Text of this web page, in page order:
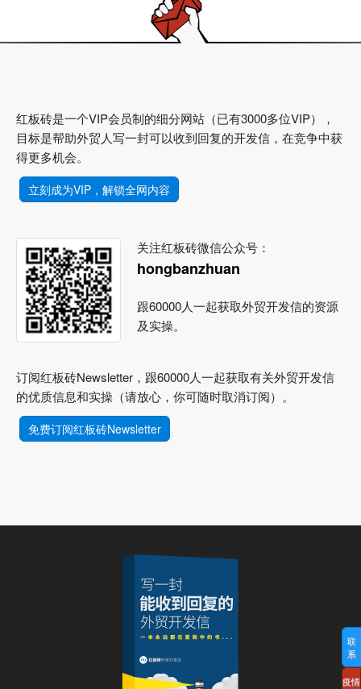
红板砖是一个VIP会员制的细分网站（已有3000多位VIP），
目标是帮助外贸人写一封可以收到回复的开发信，在竞争中获
得更多机会。
立刻成为VIP，解锁全网内容
关注红板砖微信公众号：
hongbanzhuan
跟60000人一起获取外贸开发信的资源
及实操。
订阅红板砖Newsletter，跟60000人一起获取有关外贸开发信
的优质信息和实操（请放心，你可随时取消订阅）。
免费订阅红板砖Newsletter
联
系
疫情